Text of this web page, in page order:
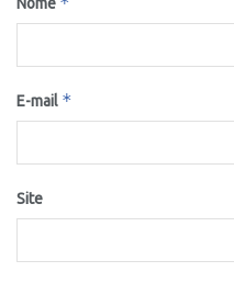
E-mail *
Site